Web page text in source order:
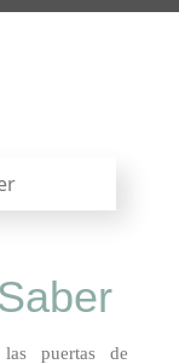
puertas de